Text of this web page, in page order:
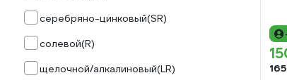
серебряно-цинковый(SR)
солевой(R)
щелочной/алкалиновый(LR)